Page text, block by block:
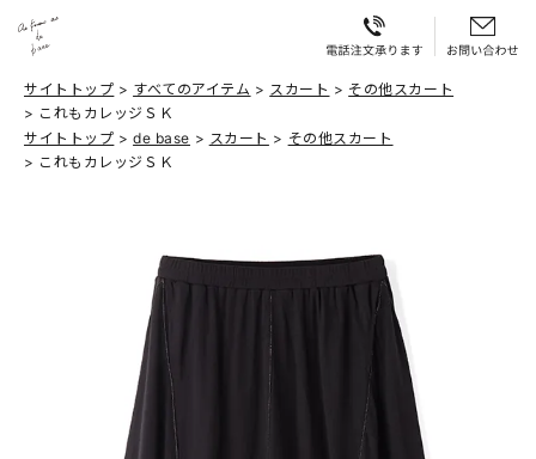
サイトトップ すべてのアイテム スカート
その他スカート
これもカレッジＳＫ
サイトトップ
de base スカート
その他スカート
これもカレッジＳＫ